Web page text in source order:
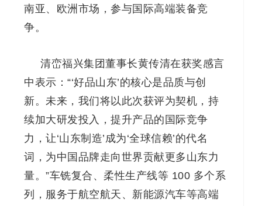
南亚、欧洲市场，参与国际高端装备竞
争。
清峦福兴集团董事长黄传清在获奖感言
中表示：“‘好品山东’的核心是品质与创
新。未来，我们将以此次获评为契机，持
续加大研发投入，提升产品的国际竞争
力，让‘山东制造’成为‘全球信赖’的代名
词，为中国品牌走向世界贡献更多山东力
量。”车铣复合、柔性生产线等 100 多个系
列，服务于航空航天、新能源汽车等高端